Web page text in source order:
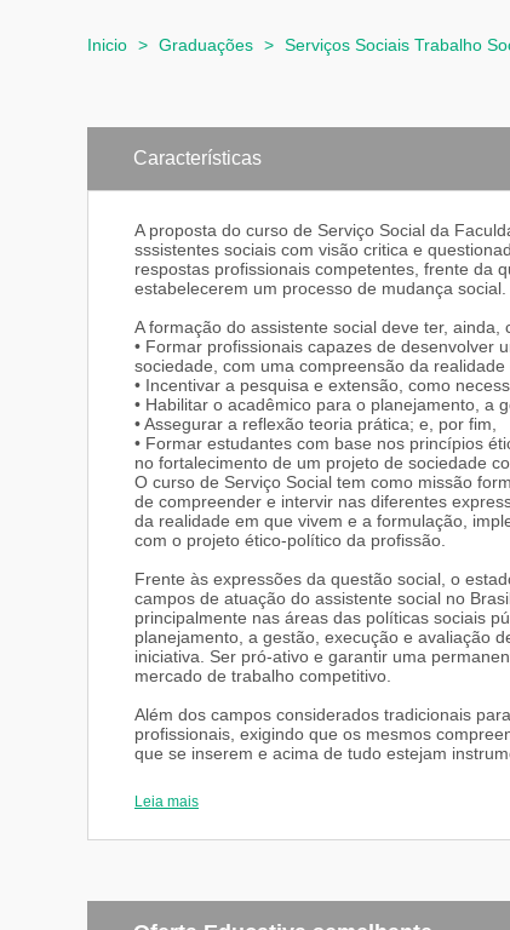
Inicio > Graduações > Serviços Sociais Trabalho
Características
A proposta do curso de Serviço Social da
sssistentes sociais com visão critica e
respostas profissionais competentes, frente da
estabelecerem um processo de mudança social.
A formação do assistente social deve ter, ainda,
• Formar profissionais capazes de desenvolver
sociedade, com uma compreensão da
• Incentivar a pesquisa e extensão, como
• Habilitar o acadêmico para o planejamento, a
• Assegurar a reflexão teoria prática; e, por fim,
• Formar estudantes com base nos princípios
no fortalecimento de um projeto de sociedade
O curso de Serviço Social tem como missão
de compreender e intervir nas diferentes
da realidade em que vivem e a formulação,
com o projeto ético-político da profissão.
Frente às expressões da questão social, o
campos de atuação do assistente social no
principalmente nas áreas das políticas sociais
planejamento, a gestão, execução e avaliação
iniciativa. Ser pró-ativo e garantir uma
mercado de trabalho competitivo.
Além dos campos considerados tradicionais
profissionais, exigindo que os mesmos
que se inserem e acima de tudo estejam
estágio do curso de Serviço Social da Faculdade
a. Políticas de seguridade social: saúde,
Leia mais